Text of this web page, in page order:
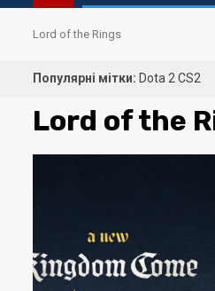
Lord of the Rings
Популярні мітки: Dota 2 CS2
Lord of the